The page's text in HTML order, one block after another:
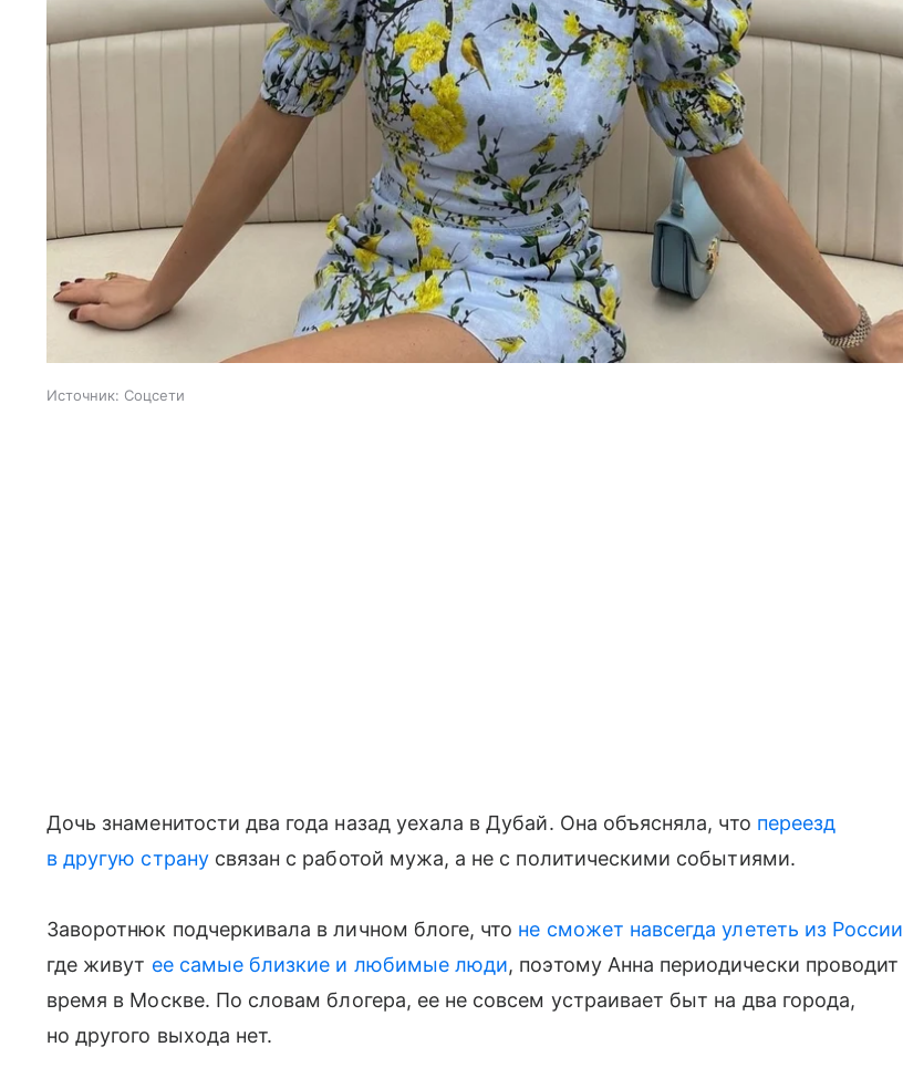
Источник: Соцсети
Дочь знаменитости два года назад уехала в Дубай. Она объясняла, что переезд
в другую странусвязан с работой мужа, а не с политическими событиями.
Заворотнюк подчеркивала в личном блоге, что не сможет навсегда улететь из России
где живут ее самые близкие и любимые люди, поэтому Анна периодически проводит
время в Москве. По словам блогера, ее не совсем устраивает быт на два города,
но другого выхода нет.